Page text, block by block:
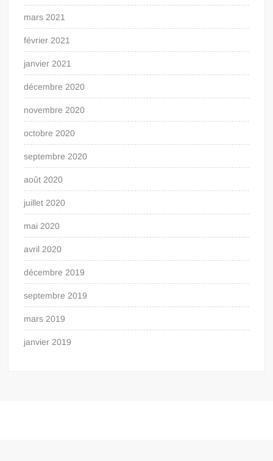
mars 2021
février 2021
janvier 2021
décembre 2020
novembre 2020
octobre 2020
septembre 2020
août 2020
juillet 2020
mai 2020
avril 2020
décembre 2019
septembre 2019
mars 2019
janvier 2019